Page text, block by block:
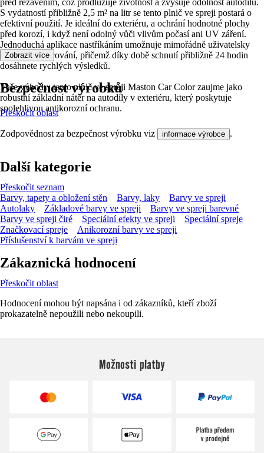
před rezavěním, což prodlužuje životnost a zvyšuje odolnost autodílů.
S vydatností přibližně 2,5 m² na litr se tento plnič ve spreji postará o
efektivní použití. Je ideální do exteriéru, a ochrání hodnotné plochy
před korozí, i když není odolný vůči vlivům počasí ani UV záření.
Jednoduchá aplikace nastříkáním umožnuje mimořádně uživatelsky
přívětivé zpracování, přičemž díky době schnutí přibližně 24 hodin
dosáhnete rychlých výsledků.
Vaše výhody: tento plnič ve spreji Maston Car Color zaujme jako
robustní základní nátěr na autodíly v exteriéru, který poskytuje
spolehlivou antikorozní ochranu.
Zobrazit více
Bezpečnost výrobků
Přeskočit oblast
Zodpovědnost za bezpečnost výrobku viz informace výrobce .
Další kategorie
Přeskočit seznam
Barvy, tapety a obložení stěn
Barvy, laky
Barvy ve spreji
Autolaky
Základové barvy ve spreji
Barvy ve spreji barevné
Barvy ve spreji čiré
Speciální efekty ve spreji
Speciální spreje
Značkovací spreje
Anikorozní barvy ve spreji
Příslušenství k barvám ve spreji
Zákaznická hodnocení
Přeskočit oblast
Hodnocení mohou být napsána i od zákazníků, kteří zboží
prokazatelně nepoužili nebo nekoupili.
Možnosti platby